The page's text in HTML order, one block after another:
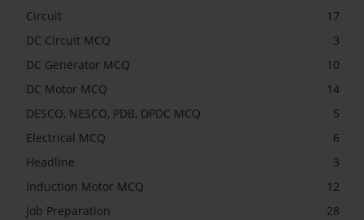
Circuit
17
DC Circuit MCQ
3
DC Generator MCQ
10
DC Motor MCQ
14
DESCO, NESCO, PDB, DPDC MCQ
5
Electrical MCQ
6
Headline
3
Induction Motor MCQ
12
Job Preparation
28